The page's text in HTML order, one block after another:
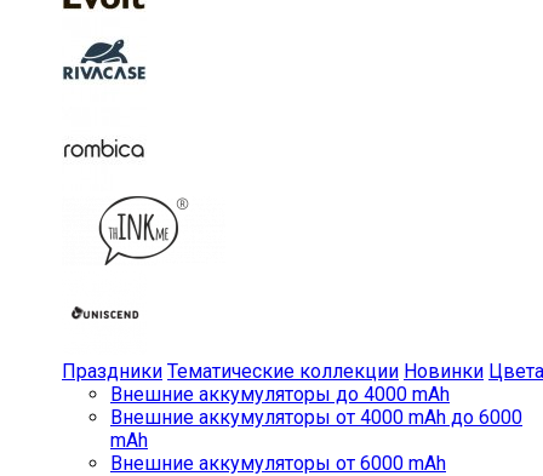
Праздники Тематические коллекции Новинки Цвета
Внешние аккумуляторы до 4000 mAh
Внешние аккумуляторы от 4000 mAh до 6000
mAh
Внешние аккумуляторы от 6000 mAh